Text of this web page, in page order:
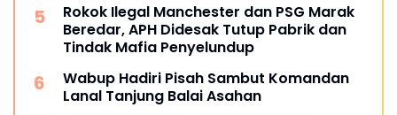
Rokok Ilegal Manchester dan PSG Marak
Beredar, APH Didesak Tutup Pabrik dan
Tindak Mafia Penyelundup
Wabup Hadiri Pisah Sambut Komandan
Lanal Tanjung Balai Asahan